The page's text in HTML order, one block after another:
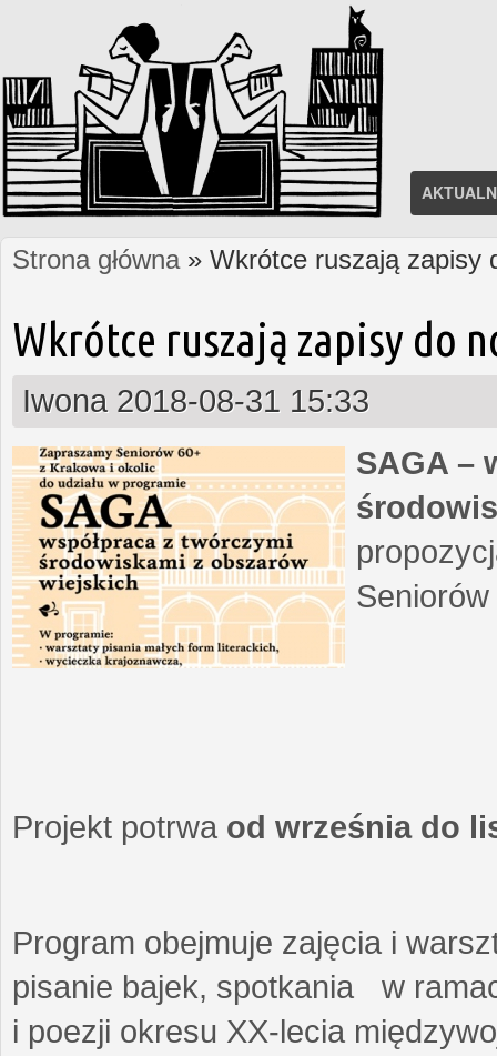
Jesteś tutaj
Strona główna» Wkrótce ruszają zapisy
Wkrótce ruszają zapisy do
Iwona 2018-08-31 15:33
SAGA –
Projekt potrwa od września do
Program obejmuje zajęcia i
pisanie bajek, spotkania w
i poezji okresu XX-lecia